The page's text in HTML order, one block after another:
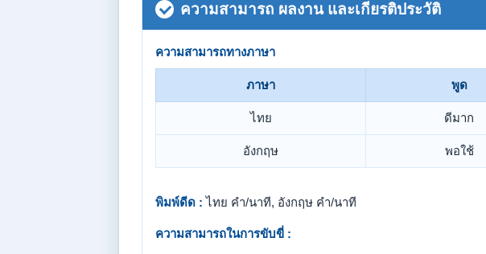
ความสามารถ ผลงาน และเกียรติประวัติ
ความสามารถทางภาษา
ภาษา พูด
ไทย ดีมาก
อังกฤษ พอใช้
พิมพ์ดีด : ไทย คำ/นาที, อังกฤษ คำ/นาที
ความสามารถในการขับขี่ :